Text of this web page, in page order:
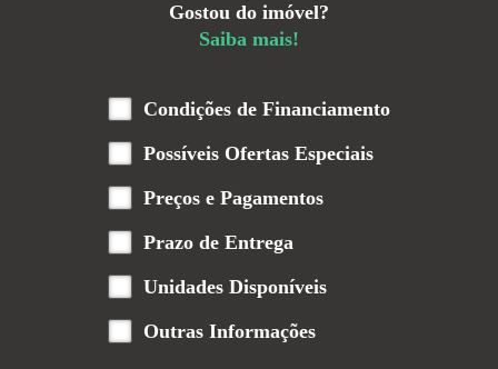
Gostou do imóvel?
Saiba mais!
Condições de Financiamento
Possíveis Ofertas Especiais
Preços e Pagamentos
Prazo de Entrega
Unidades Disponíveis
Outras Informações